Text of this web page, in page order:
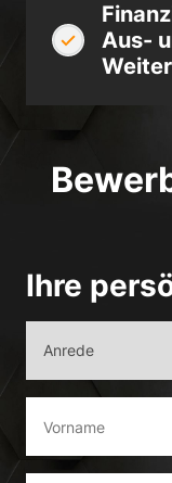
Aus-
Ihre